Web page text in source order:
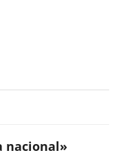
nacional»